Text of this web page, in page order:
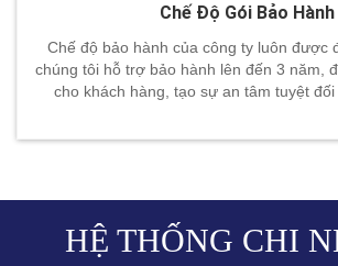
Chế Độ Gói Bảo Hành
Chế độ bảo hành của công ty luôn được
chúng tôi hỗ trợ bảo hành lên đến 3 năm,
cho khách hàng, tạo sự an tâm tuyệt
HỆ THỐNG CHI